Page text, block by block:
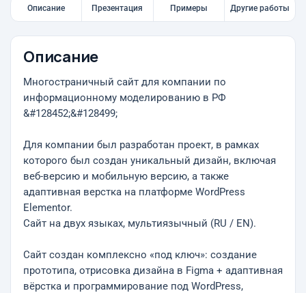
Описание Презентация Примеры Другие работы
Описание
Многостраничный сайт для компании по
информационному моделированию в РФ
&#128452;&#128499;
Для компании был разработан проект, в рамках
которого был создан уникальный дизайн, включая
веб-версию и мобильную версию, а также
адаптивная верстка на платформе WordPress
Elementor.
Сайт на двух языках, мультиязычный (RU / EN).
Сайт создан комплексно «под ключ»: создание
прототипа, отрисовка дизайна в Figma + адаптивная
вёрстка и программирование под WordPress,